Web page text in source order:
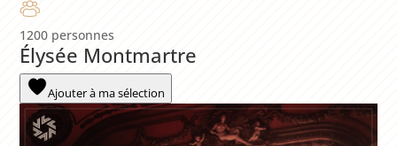
1200 personnes
Élysée Montmartre
Ajouter à ma sélection